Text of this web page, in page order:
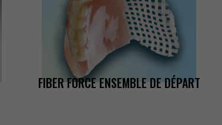
FIBERFORCEENSEMBLEDEDÉPART